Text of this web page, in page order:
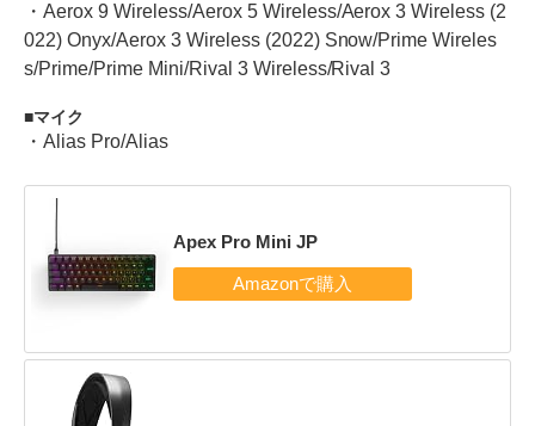
・Aerox 9 Wireless/Aerox 5 Wireless/Aerox 3 Wireless (2
022) Onyx/Aerox 3 Wireless (2022) Snow/Prime Wireles
s/Prime/Prime Mini/Rival 3 Wireless/Rival 3
マイク
・Alias Pro/Alias
Apex Pro Mini JP